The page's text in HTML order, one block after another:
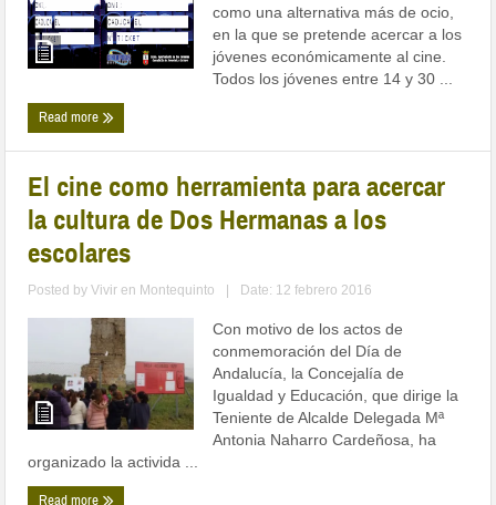
como una alternativa más de ocio,
en la que se pretende acercar a los
jóvenes económicamente al cine.
Todos los jóvenes entre 14 y 30 ...
Read more
El cine como herramienta para acercar
la cultura de Dos Hermanas a los
escolares
Posted byVivir en Montequinto Date: 12 febrero 2016
Con motivo de los actos de
conmemoración del Día de
Andalucía, la Concejalía de
Igualdad y Educación, que dirige la
Teniente de Alcalde Delegada Mª
Antonia Naharro Cardeñosa, ha
organizado la activida ...
Read more